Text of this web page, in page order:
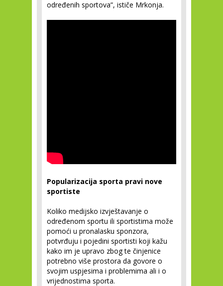
određenih sportova”, ističe Mrkonja.
Popularizacija sporta pravi nove
sportiste
Koliko medijsko izvještavanje o
određenom sportu ili sportistima može
pomoći u pronalasku sponzora,
potvrđuju i pojedini sportisti koji kažu
kako im je upravo zbog te činjenice
potrebno više prostora da govore o
svojim uspjesima i problemima ali i o
vrijednostima sporta.